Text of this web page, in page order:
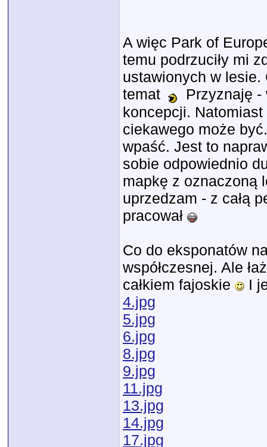
A więc Park of
temu podrzuciły mi
ustawionych w lesie.
temat
Przyznaję
koncepcji.
ciekawego może
wpaść. Jest to
sobie odpowiednio
mapkę z oznaczoną
uprzedzam - z całą
pracował
Co do eksponatów
współczesnej. Ale
całkiem fajoskie
I
4.jpg
5.jpg
6.jpg
8.jpg
9.jpg
11.jpg
13.jpg
14.jpg
17.jpg